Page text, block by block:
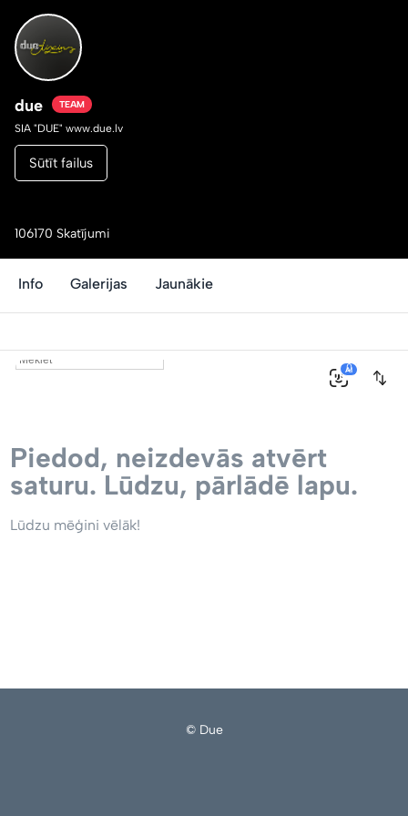
due TEAM
SIA "DUE" www.due.lv
Sūtīt failus
106170 Skatījumi
Info Galerijas Jaunākie
0
AI
Piedod, neizdevās atvērt
saturu. Lūdzu, pārlādē lapu.
Lūdzu mēģini vēlāk!
© Due